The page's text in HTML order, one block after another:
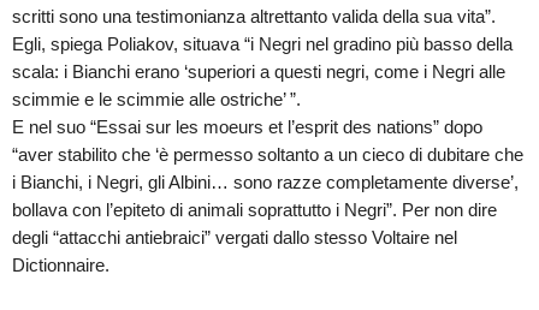
scritti sono una testimonianza altrettanto valida della sua vita”.
Egli, spiega Poliakov, situava “i Negri nel gradino più basso della
scala: i Bianchi erano ‘superiori a questi negri, come i Negri alle
scimmie e le scimmie alle ostriche’ ”.
E nel suo “Essai sur les moeurs et l’esprit des nations” dopo
“aver stabilito che ‘è permesso soltanto a un cieco di dubitare che
i Bianchi, i Negri, gli Albini… sono razze completamente diverse’,
bollava con l’epiteto di animali soprattutto i Negri”. Per non dire
degli “attacchi antiebraici” vergati dallo stesso Voltaire nel
Dictionnaire.